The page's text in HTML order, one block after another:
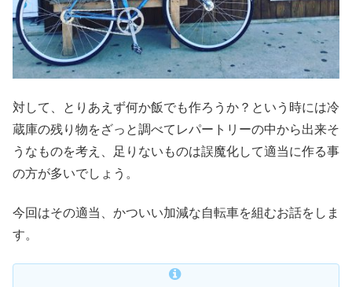
対して、とりあえず何か飯でも作ろうか？という時には冷
蔵庫の残り物をざっと調べてレパートリーの中から出来そ
うなものを考え、足りないものは誤魔化して適当に作る事
の方が多いでしょう。
今回はその適当、かついい加減な自転車を組むお話をしま
す。